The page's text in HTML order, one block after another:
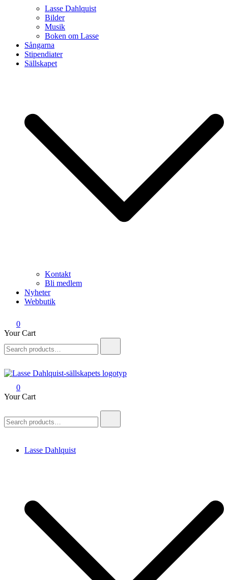
Lasse Dahlquist
Bilder
Musik
Boken om Lasse
Sångarna
Stipendiater
Sällskapet
Kontakt
Bli medlem
Nyheter
Webbutik
0
Your Cart
for:
Lasse Dahlquist-sällskapet
Allt om Lasse Dahlquist – kompositör, musiker, artist, kåsör och
skådespelare
0
Your Cart
for:
Lasse Dahlquist